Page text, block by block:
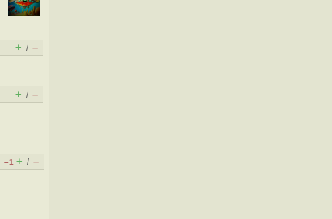
+ / –
+ / –
–1 + / –